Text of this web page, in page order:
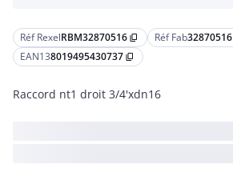
Réf RexelRBM32870516 content_copy Réf Fab32870516
EAN138019495430737 content_copy
Raccord nt1 droit 3/4'xdn16